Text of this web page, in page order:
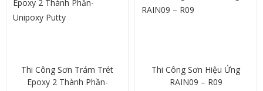
Thi Công Sơn Trám Trét
Epoxy 2 Thành Phần-
Thi Công Sơn Hiệu Ứng
RAIN09 – R09